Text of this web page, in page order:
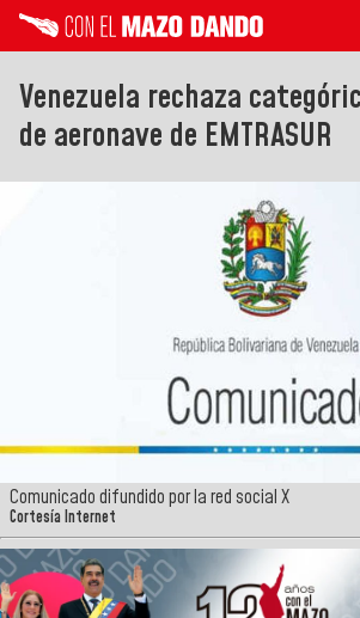
Venezuela rechaza
de aeronave de EMTRASUR
Comunicado difundido por la red social X
Cortesía Internet